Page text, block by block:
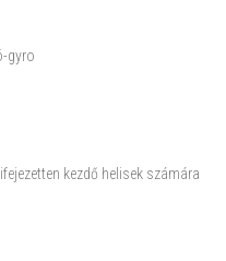
gyro
kezdő helisek számára